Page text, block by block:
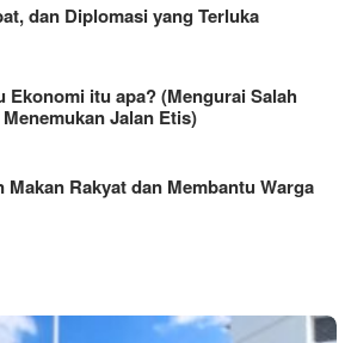
dan Diplomasi yang Terluka
Ekonomi itu apa? (Mengurai Salah
Jalan Etis)
Makan Rakyat dan Membantu Warga